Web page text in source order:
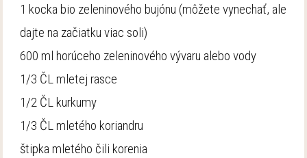
1 kocka bio zeleninového bujónu (môžete vynechať, ale
dajte na začiatku viac soli)
600 ml horúceho zeleninového vývaru alebo vody
1/3 ČL mletej rasce
1/2 ČL kurkumy
1/3 ČL mletého koriandru
štipka mletého čili korenia